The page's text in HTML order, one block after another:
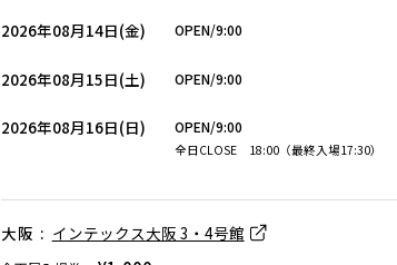
2026年08月14日(金) OPEN/9:00
2026年08月15日(土) OPEN/9:00
2026年08月16日(日) OPEN/9:00
全日CLOSE 18:00（最終入場17:30）
大阪 : インテックス大阪 3・4号館